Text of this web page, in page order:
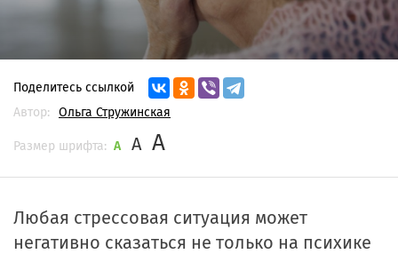
Поделитесь ссылкой
Автор:
Ольга Стружинская
Размер шрифта: A A A
Любая стрессовая ситуация может
негативно сказаться не только на психике